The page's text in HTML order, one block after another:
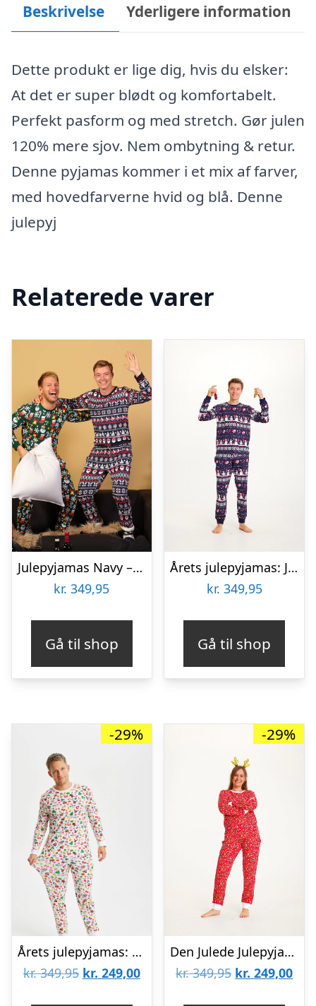
Beskrivelse Yderligere information
Dette produkt er lige dig, hvis du elsker:
At det er super blødt og komfortabelt.
Perfekt pasform og med stretch. Gør julen
120% mere sjov. Nem ombytning & retur.
Denne pyjamas kommer i et mix af farver,
med hovedfarverne hvid og blå. Denne
julepyj
Relaterede varer
Julepyjamas Navy – herre / mænd.
kr. 349,95
Gå til shop
Årets julepyjamas: Julehjerte Pyjamas – herre / mænd.
kr. 349,95
Gå til shop
-29%
Årets julepyjamas: Hvid Pyjamas – herre / mænd.
kr.349,95 Den
kr. 249,00Den
-29%
Den Julede Julepyjamas Rød – dame / kvinder.
kr.349,95 Den
kr. 249,00Den